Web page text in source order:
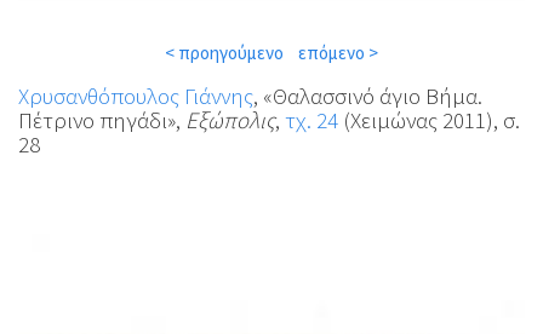
< προηγούμενο επόμενο >
Χρυσανθόπουλος Γιάννης, «Θαλασσινό άγιο Βήμα.
Πέτρινο πηγάδι», Εξώπολις, τχ. 24 (Χειμώνας 2011), σ.
28